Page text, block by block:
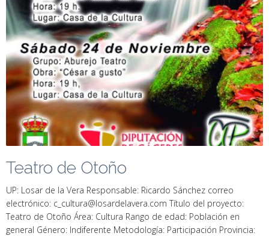
Teatro de Otoño
UP: Losar de la Vera Responsable: Ricardo Sánchez correo
electrónico: c_cultura@losardelavera.com Título del proyecto:
Teatro de Otoño Área: Cultura Rango de edad: Población en
general Género: Indiferente Metodología: Participación Provincia: